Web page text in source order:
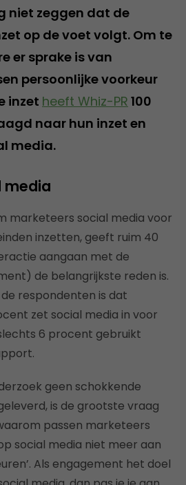
niet zeggen dat de
op de voet volgt. Om te
er sprake is van
persoonlijke voorkeur
inzet heeft Whiz-PR 100
naar hun inzet en
media.
media
marketeers social media voor
inzetten, geeft ruim 40
aangaan met de
de belangrijkste reden is.
respondenten is dat
zet social media in voor
6 procent gebruikt
geen schokkende
is de grootste vraag
passen marketeers
social media niet meer aan
Als engagement het doel